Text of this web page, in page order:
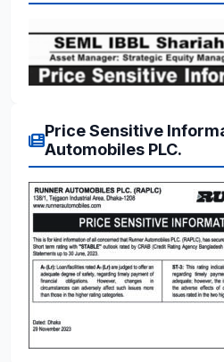
Price Sensitive
Automobiles PLC.